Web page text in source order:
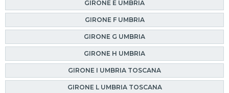
GIRONE E UMBRIA
GIRONE F UMBRIA
GIRONE G UMBRIA
GIRONE H UMBRIA
GIRONE I UMBRIA TOSCANA
GIRONE L UMBRIA TOSCANA